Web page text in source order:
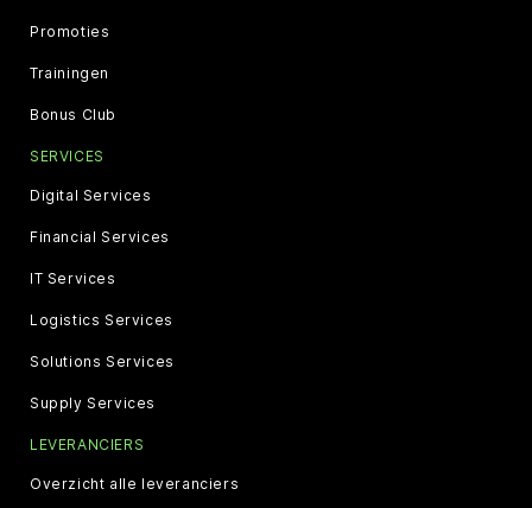
Promoties
Trainingen
Bonus Club
SERVICES
Digital Services
Financial Services
IT Services
Logistics Services
Solutions Services
Supply Services
LEVERANCIERS
Overzicht alle leveranciers